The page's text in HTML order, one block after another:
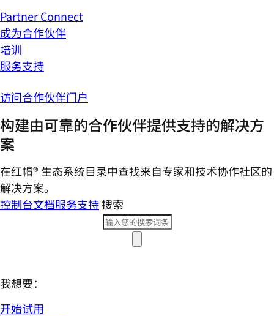
Partner Connect
成为合作伙伴
培训
服务支持
访问合作伙伴门户
构建由可靠的合作伙伴提供支持的解决方
案
在红帽® 生态系统目录中查找来自专家和技术协作社区的
解决方案。
控制台文档服务支持搜索
我想要：
开始试用